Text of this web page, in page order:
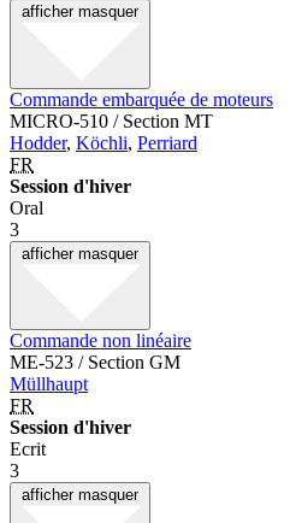
afficher masquer
Commande embarquée de moteurs
MICRO-510 / Section MT
Hodder, Köchli, Perriard
FR
Session d'hiver
Oral
3
afficher masquer
Commande non linéaire
ME-523 / Section GM
Müllhaupt
FR
Session d'hiver
Ecrit
3
afficher masquer